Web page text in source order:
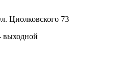
Циолковского 73
выходной